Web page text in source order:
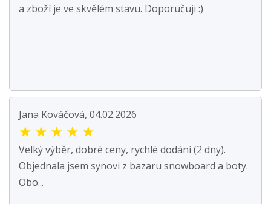
a zboží je ve skvělém stavu. Doporučuji :)
Jana Kováčová, 04.02.2026
★ ★ ★ ★ ★
Velký výběr, dobré ceny, rychlé dodání (2 dny).
Objednala jsem synovi z bazaru snowboard a boty.
Obo...